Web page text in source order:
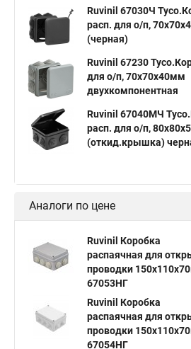
Ruvinil 67030Ч
расп. для о/п,
(черная)
Ruvinil 67230
для о/п, 70х70х40мм
двухкомпонентная
Ruvinil 67040МЧ
расп. для о/п,
(откид.крышка)
Аналоги по цене
Ruvinil Коробка
распаячная для
проводки
67053НГ
Ruvinil Коробка
распаячная для
проводки
67054НГ